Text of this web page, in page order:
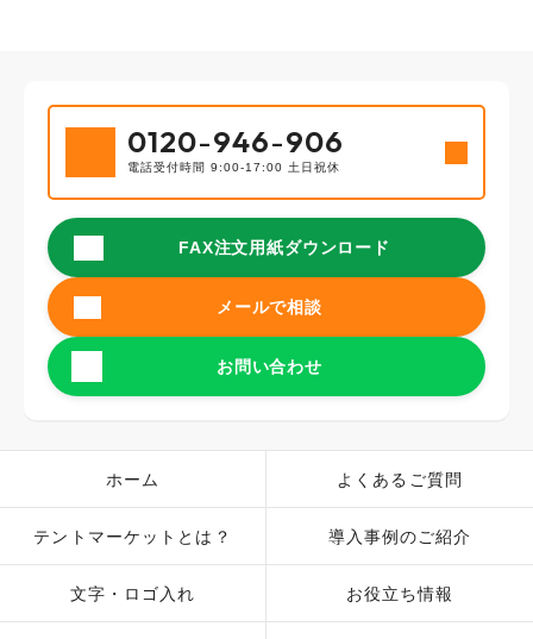
0120-946-906
電話受付時間 9:00-17:00 土日祝休
FAX注文用紙ダウンロード
メールで相談
お問い合わせ
ホーム
テントマーケットとは？
文字・ロゴ入れ
よくあるご質問
導入事例のご紹介
お役立ち情報